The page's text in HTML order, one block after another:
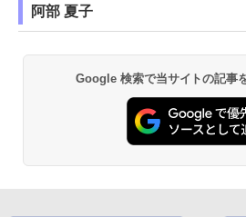
阿部 夏子
Google 検索で当サイトの記事